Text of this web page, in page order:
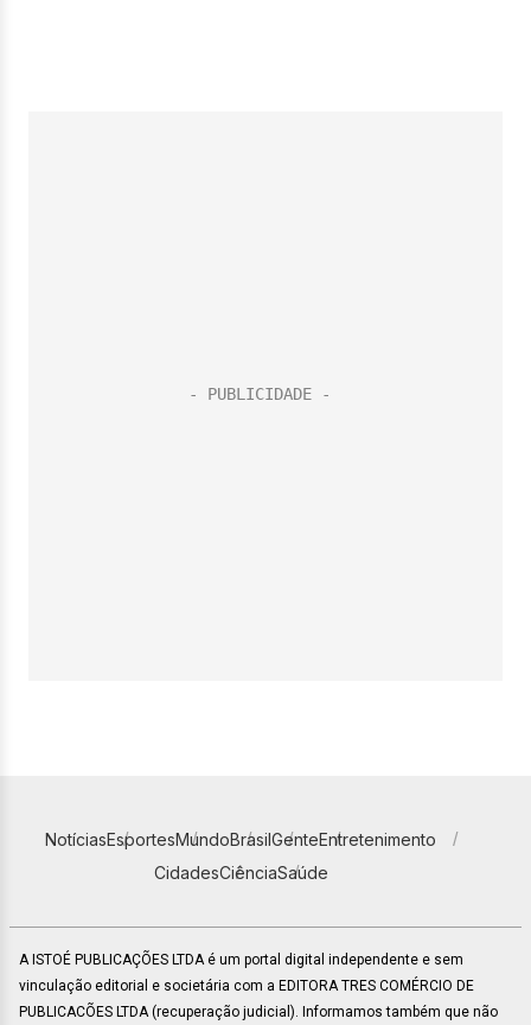
NotíciasEsportesMundoBrasilGenteEntretenimento
CidadesCiênciaSaúde
A ISTOÉ PUBLICAÇÕES LTDA é um portal digital independente e sem
vinculação editorial e societária com a EDITORA TRES COMÉRCIO DE
PUBLICACÕES LTDA (recuperação judicial). Informamos também que não